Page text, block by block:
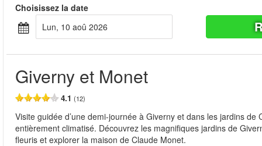
Choisissez la date
lun, 10 aoû 2026
Giverny et Monet
4.1 (12)
Visite guidée d’une demi-journée à Giverny et dans les jardins
entièrement climatisé. Découvrez les magnifiques jardins de
fleuris et explorer la maison de Claude Monet.